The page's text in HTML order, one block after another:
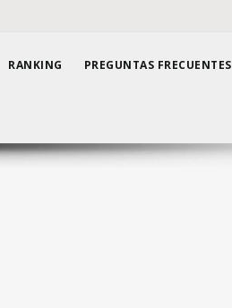
RANKING PREGUNTAS FRECUENTES